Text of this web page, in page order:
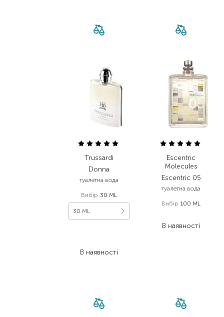
Trussardi
Donna
туалетна вода
Вибір 30 ML
30 ML
В наявності
Escentric
Molecules
Escentric 05
туалетна вода
Вибір 100 ML
В наявності